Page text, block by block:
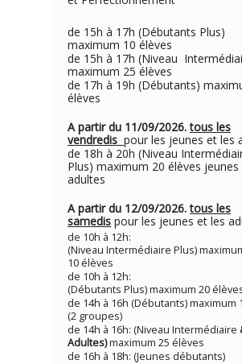
de 15h à 17h (Débutants Plus)
maximum 10 élèves
de 15h à 17h (Niveau
maximum 25 élèves
de 17h à 19h (Débutants)
élèves
A partir du 11/09/2026.tous les
vendredis pour les jeunes et les
de 18h à 20h (Niveau
Plus) maximum 20 élèves
adultes
A partir du 12/09/2026.tous les
samedis pour les jeunes et les
de 10h à 12h:
(Niveau Intermédiaire Plus)
10 élèves
de 10h à 12h:
(Débutants Plus) maximum 20
de 14h à 16h (Débutants) maximum
(2 groupes)
de 14h à 16h: (Niveau Intermédiaire
Adultes)maximum 25 élèves
de 16h à 18h: (Jeunes débutants)